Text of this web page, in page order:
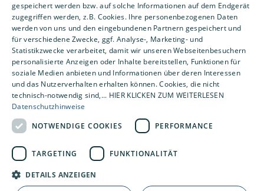
Standorte
Wennigsen
gespeichert werden bzw. auf solche Informationen auf dem Endgerät
zugegriffen werden, z.B. Cookies. Ihre personenbezogenen Daten
werden von uns und den eingebundenen Partnern gespeichert und
für verschiedene Zwecke, ggf. Analyse-, Marketing- und
Statistikzwecke verarbeitet, damit wir unseren Webseitenbesuchern
personalisierte Anzeigen oder Inhalte bereitstellen, Funktionen für
soziale Medien anbieten und Informationen über deren Interessen
und das Nutzerverhalten erhalten können. Cookies, die nicht
technisch-notwendig sind,... HIER KLICKEN ZUM WEITERLESEN
Datenschutzhinweise
NOTWENDIGE COOKIES
PERFORMANCE
TARGETING FUNKTIONALITÄT
DETAILS ANZEIGEN